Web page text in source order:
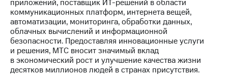
Пресс-
релизы
МТС
о технологиях
Достижения
приложений, поставщик ИТ-решений в области
коммуникационных платформ, интернета вещей,
автоматизации, мониторинга, обработки данных,
облачных вычислений и информационной
безопасности. Предоставляя инновационные услуги
и решения, МТС вносит значимый вклад
в экономический рост и улучшение качества жизни
десятков миллионов людей в странах присутствия.